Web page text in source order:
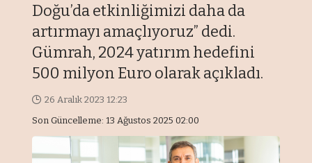
Doğu’da etkinliğimizi daha da
artırmayı amaçlıyoruz” dedi.
Gümrah, 2024 yatırım hedefini
500 milyon Euro olarak açıkladı.
Son Güncelleme: 13 Ağustos 2025 02:00
26 Aralık 2023 12:23